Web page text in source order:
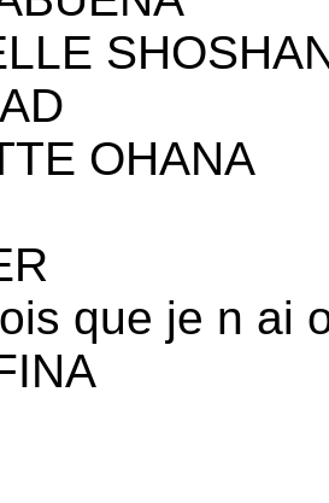
OHANA
que je n ai